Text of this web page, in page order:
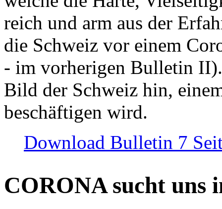
reich und arm aus der
die Schweiz vor einem
- im vorherigen Bulletin
Bild der Schweiz hin,
beschäftigen wird.
Download Bulletin 7
CORONA sucht uns